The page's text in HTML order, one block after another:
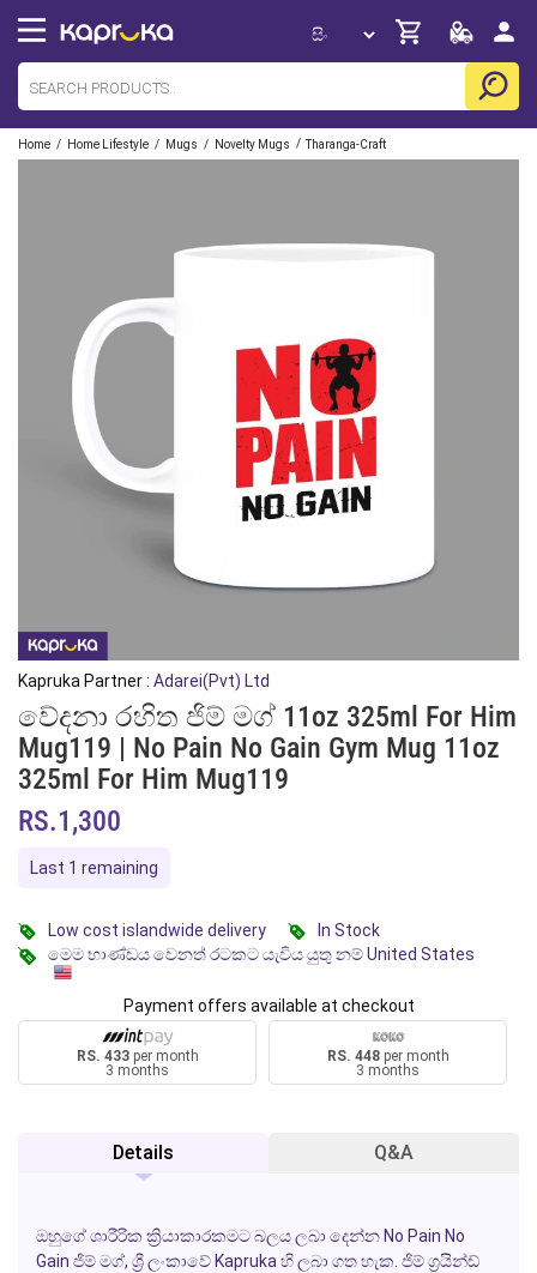
Home / Home Lifestyle / Mugs / Novelty Mugs / Tharanga-Craft
Kapruka Partner : Adarei(Pvt) Ltd
වේදනා රහිත ජිම් මග් 11oz 325ml For Him
Mug119 | No Pain No Gain Gym Mug 11oz
325ml For Him Mug119
RS.1,300
Last 1 remaining
Low cost islandwide delivery
In Stock
මෙම භාණ්ඩය වෙනත් රටකට යැවිය යුතු නම් United States
Payment offers available at checkout
RS. 433per month
3 months
RS. 448per month
3 months
Details Q&A
ඔහුගේ ශාරීරික ක්‍රියාකාරකමට බලය ලබා දෙන්න No Pain No
Gain ජිම් මග්, ශ්‍රී ලංකාවේ Kapruka හි ලබා ගත හැක. ජිම් ග්‍රයින්ඩ්